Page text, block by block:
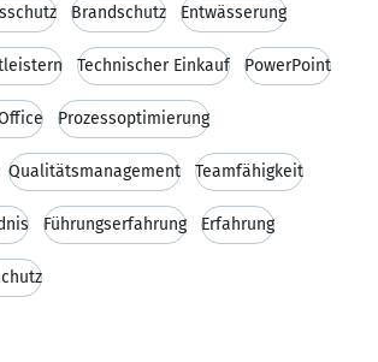
Brandschutz Entwässerung
Technischer Einkauf PowerPoint
Prozessoptimierung
Qualitätsmanagement Teamfähigkeit
Führungserfahrung Erfahrung